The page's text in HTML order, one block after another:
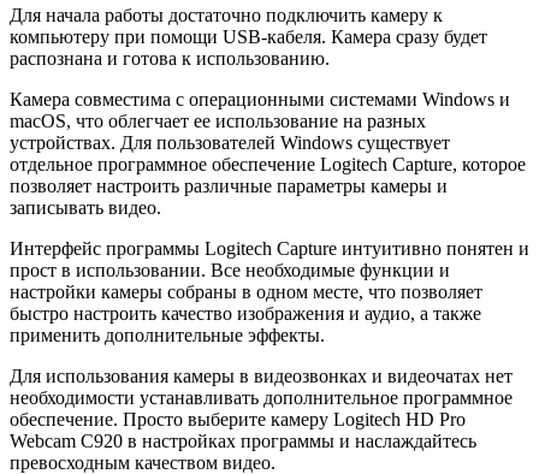
Для начала работы достаточно подключить камеру к
компьютеру при помощи USB-кабеля. Камера сразу будет
распознана и готова к использованию.
Камера совместима с операционными системами Windows и
macOS, что облегчает ее использование на разных
устройствах. Для пользователей Windows существует
отдельное программное обеспечение Logitech Capture, которое
позволяет настроить различные параметры камеры и
записывать видео.
Интерфейс программы Logitech Capture интуитивно понятен и
прост в использовании. Все необходимые функции и
настройки камеры собраны в одном месте, что позволяет
быстро настроить качество изображения и аудио, а также
применить дополнительные эффекты.
Для использования камеры в видеозвонках и видеочатах нет
необходимости устанавливать дополнительное программное
обеспечение. Просто выберите камеру Logitech HD Pro
Webcam C920 в настройках программы и наслаждайтесь
превосходным качеством видео.